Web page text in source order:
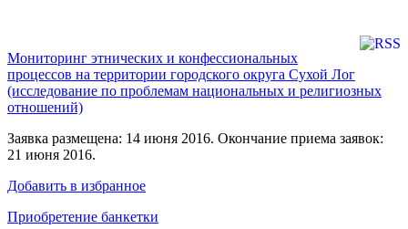
Мониторинг этнических и конфессиональных
процессов на территории городского округа Сухой Лог
(исследование по проблемам национальных и религиозных
отношений)
Заявка размещена: 14 июня 2016. Окончание приема заявок:
21 июня 2016.
Добавить в избранное
Приобретение банкетки